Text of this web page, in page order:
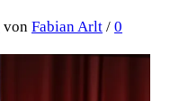
von Fabian Arlt / 0